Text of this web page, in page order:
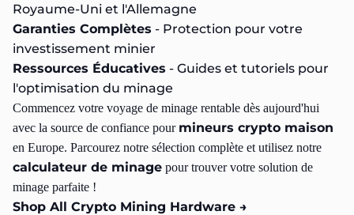
Royaume-Uni et l'Allemagne
Garanties Complètes - Protection pour votre
investissement minier
Ressources Éducatives - Guides et tutoriels pour
l'optimisation du minage
Commencez votre voyage de minage rentable dès aujourd'hui
avec la source de confiance pour mineurs crypto maison
en Europe. Parcourez notre sélection complète et utilisez notre
calculateur de minage pour trouver votre solution de
minage parfaite !
Shop All Crypto Mining Hardware →